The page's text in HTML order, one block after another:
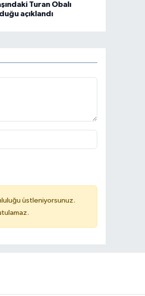
Turan Obalı
açıklandı
üstleniyorsunuz.